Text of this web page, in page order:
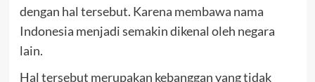
dengan hal tersebut. Karena membawa nama
Indonesia menjadi semakin dikenal oleh negara
lain.
Hal tersebut merupakan kebanggan yang tidak